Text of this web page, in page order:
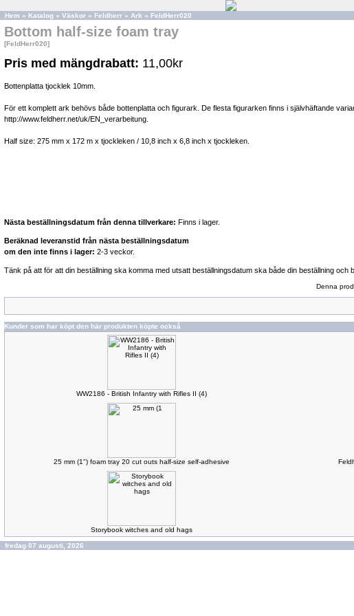
Hem » Katalog » Väskor » Feldherr » Ark » FeldHerr020
Bottom half-size foam tray
[FeldHerr020]
Pris med mängdrabatt: 11,00kr
Bottenplatta tjocklek 10mm.
För ett komplett ark behövs både bottenplatta och figurark. De flesta figurarken finns i självhäftande
http://www.feldherr.net/uk/EN_verarbeitung.
Half size: 275 mm x 172 m x tjockleken / 10,8 inch x 6,8 inch x tjockleken.
Nästa beställningsdatum från denna tillverkare: Finns i lager.
Beräknad leveranstid från nästa beställningsdatum
om den inte finns i lager: 2-3 veckor.
Tänk på att för att din beställning ska komma med utsatt beställningsdatum ska både din beställning
Denna
Kunder som har köpt den här produkten köpte också
WW2186 - British Infantry with Rifles II (4)
25 mm (1") foam tray 20 cut outs half-size self-adhesive
Storybook witches and old hags
fredag 07 augusti, 2026